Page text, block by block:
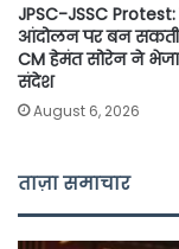
JPSC-JSSC Protest:
आंदोलन पर बन सकती
CM हेमंत सोरेन ने भेजा
संदेश
August 6, 2026
ताज़ा समाचार